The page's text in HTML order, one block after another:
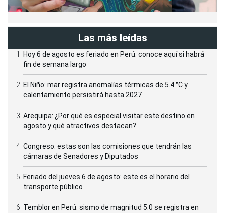
Las más leídas
Hoy 6 de agosto es feriado en Perú: conoce aquí si habrá
fin de semana largo
El Niño: mar registra anomalías térmicas de 5.4 °C y
calentamiento persistirá hasta 2027
Arequipa: ¿Por qué es especial visitar este destino en
agosto y qué atractivos destacan?
Congreso: estas son las comisiones que tendrán las
cámaras de Senadores y Diputados
Feriado del jueves 6 de agosto: este es el horario del
transporte público
Temblor en Perú: sismo de magnitud 5.0 se registra en